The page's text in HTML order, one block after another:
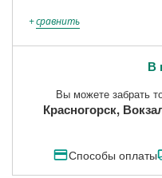
+сравнить
В
Вы можете забрать
Красногорск,
Способы оплаты